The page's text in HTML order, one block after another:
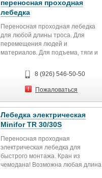
переносная проходная
лебедка
Переносная проходная лебедка
для любой длины троса. Для
перемещения людей и
материалов. Для подъема, тяги и
Грузоподъемность от...
8 (926) 546-50-50
Пожаловаться
Лебедка электрическая
Minifor TR 30/30S
Переносная проходная
электрическая лебедка для
быстрого монтажа. Кран из
чемодана! Возможна любая длина